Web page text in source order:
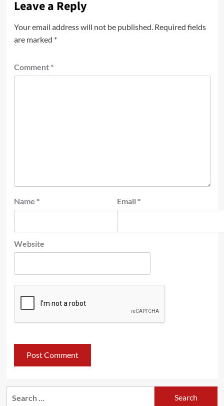
Leave a Reply
Your email address will not be published. Required fields
are marked *
Comment *
Name * Email *
Website